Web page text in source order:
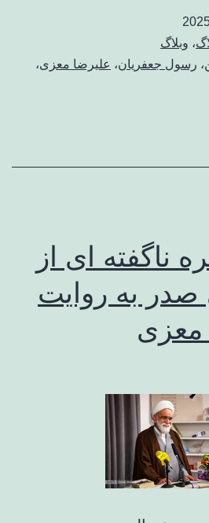
، وبلاگ
، رسول جعفریان، عليرضا معزی،
ناگفته ای از
به روایت
معزی